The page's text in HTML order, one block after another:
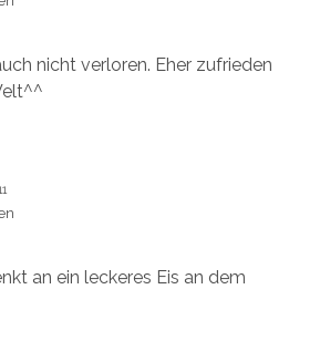
nicht verloren. Eher zufrieden
an ein leckeres Eis an dem